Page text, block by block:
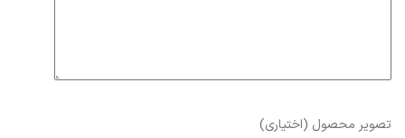
تصویر محصول (اختیاری)